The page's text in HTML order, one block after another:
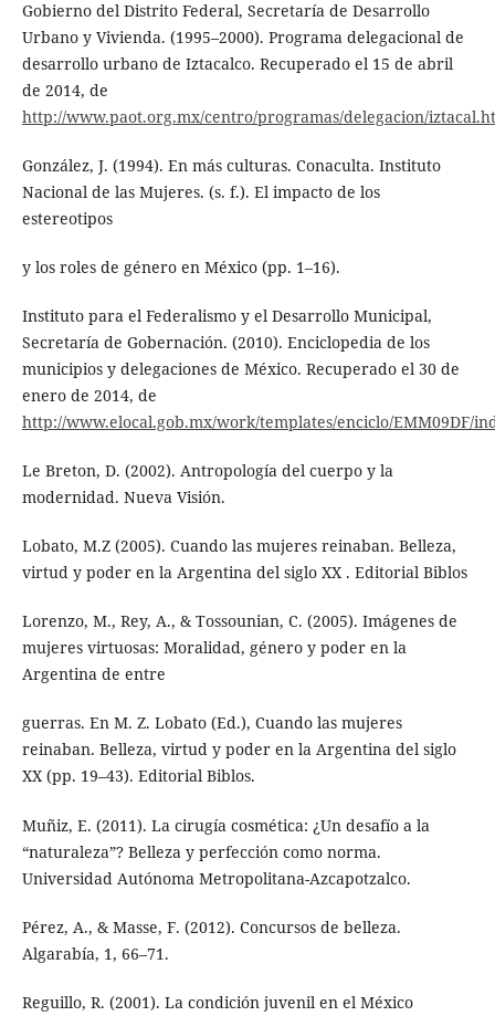
Gobierno del Distrito Federal, Secretaría de Desarrollo
Urbano y Vivienda. (1995–2000). Programa delegacional de
desarrollo urbano de Iztacalco. Recuperado el 15 de abril
de 2014, de
http://www.paot.org.mx/centro/programas/delegacion/
González, J. (1994). En más culturas. Conaculta. Instituto
Nacional de las Mujeres. (s. f.). El impacto de los
estereotipos
y los roles de género en México (pp. 1–16).
Instituto para el Federalismo y el Desarrollo Municipal,
Secretaría de Gobernación. (2010). Enciclopedia de los
municipios y delegaciones de México. Recuperado el 30 de
enero de 2014, de
http://www.elocal.gob.mx/work/templates/enciclo/EMM09DF/
Le Breton, D. (2002). Antropología del cuerpo y la
modernidad. Nueva Visión.
Lobato, M.Z (2005). Cuando las mujeres reinaban. Belleza,
virtud y poder en la Argentina del siglo XX . Editorial Biblos
Lorenzo, M., Rey, A., & Tossounian, C. (2005). Imágenes de
mujeres virtuosas: Moralidad, género y poder en la
Argentina de entre
guerras. En M. Z. Lobato (Ed.), Cuando las mujeres
reinaban. Belleza, virtud y poder en la Argentina del siglo
XX (pp. 19–43). Editorial Biblos.
Muñiz, E. (2011). La cirugía cosmética: ¿Un desafío a la
“naturaleza”? Belleza y perfección como norma.
Universidad Autónoma Metropolitana-Azcapotzalco.
Pérez, A., & Masse, F. (2012). Concursos de belleza.
Algarabía, 1, 66–71.
Reguillo, R. (2001). La condición juvenil en el México